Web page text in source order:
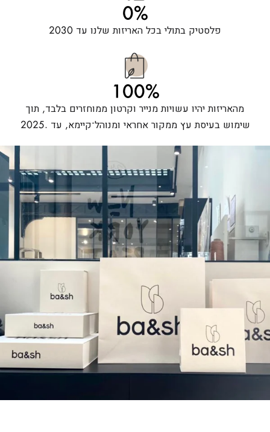
0%
פלסטיק בתולי בכל האריזות שלנו עד 2030
100%
מהאריזות יהיו עשויות מנייר וקרטון ממוחזרים בלבד, תוך
שימוש בעיסת עץ ממקור אחראי ומנוהל־קיימא, עד .2025